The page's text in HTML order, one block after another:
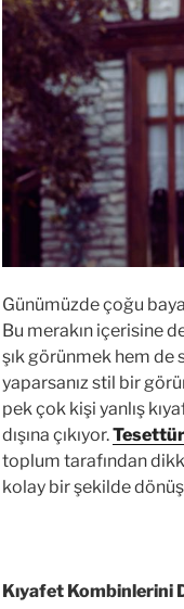
Günümüzde çoğu
Bu merakın içerisine
şık görünmek hem
yaparsanız stil bir
pek çok kişi yanlış
dışına çıkıyor.
toplum tarafından
kolay bir şekilde
Kıyafet Kombinlerini